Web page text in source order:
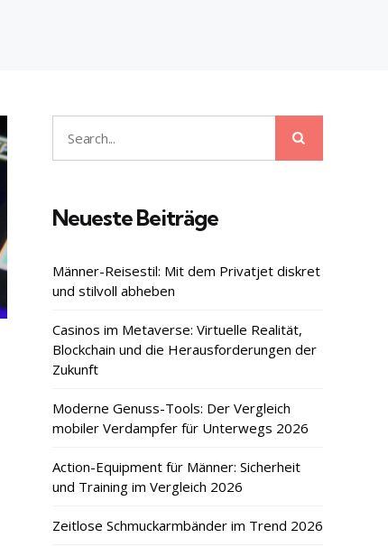
Search
for:
Neueste Beiträge
Männer-Reisestil: Mit dem Privatjet diskret
und stilvoll abheben
Casinos im Metaverse: Virtuelle Realität,
Blockchain und die Herausforderungen der
Zukunft
Moderne Genuss-Tools: Der Vergleich
mobiler Verdampfer für Unterwegs 2026
Action-Equipment für Männer: Sicherheit
und Training im Vergleich 2026
Zeitlose Schmuckarmbänder im Trend 2026